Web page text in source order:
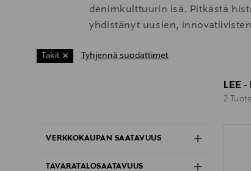
denimkulttuurin isä. Pitkästä
yhdistänyt uusien,
Takit Tyhjennä suodattimet
VERKKOKAUPAN SAATAVUUS
TAVARATALOSAATAVUUS
LEE -
2